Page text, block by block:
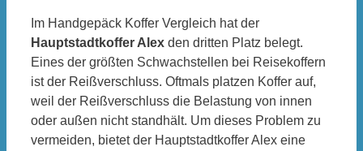
Im Handgepäck Koffer Vergleich hat der
Hauptstadtkoffer Alex den dritten Platz belegt.
Eines der größten Schwachstellen bei Reisekoffern
ist der Reißverschluss. Oftmals platzen Koffer auf,
weil der Reißverschluss die Belastung von innen
oder außen nicht standhält. Um dieses Problem zu
vermeiden, bietet der Hauptstadtkoffer Alex eine